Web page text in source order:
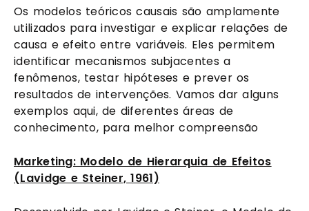
Os modelos teóricos causais são amplamente
utilizados para investigar e explicar relações de
causa e efeito entre variáveis. Eles permitem
identificar mecanismos subjacentes a
fenômenos, testar hipóteses e prever os
resultados de intervenções. Vamos dar alguns
exemplos aqui, de diferentes áreas de
conhecimento, para melhor compreensão
Marketing: Modelo de Hierarquia de Efeitos
(Lavidge e Steiner, 1961)